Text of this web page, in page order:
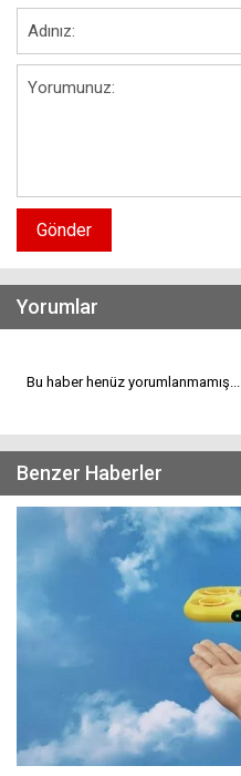
Gönder
Yorumlar
Bu haber henüz yorumlanmamış...
Benzer Haberler